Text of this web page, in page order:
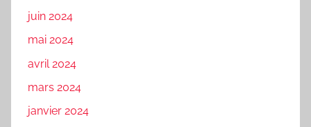
juin 2024
mai 2024
avril 2024
mars 2024
janvier 2024